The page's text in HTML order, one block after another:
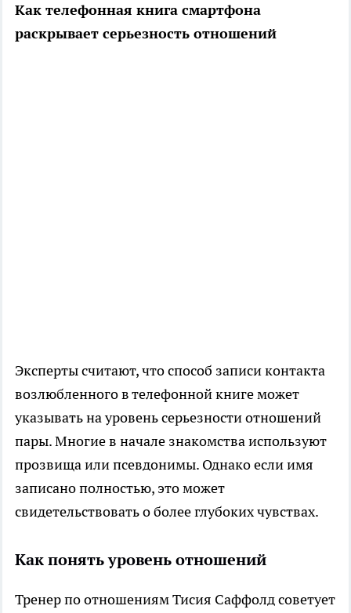
Как телефонная книга смартфона
раскрывает серьезность отношений
Эксперты считают, что способ записи контакта
возлюбленного в телефонной книге может
указывать на уровень серьезности отношений
пары. Многие в начале знакомства используют
прозвища или псевдонимы. Однако если имя
записано полностью, это может
свидетельствовать о более глубоких чувствах.
Как понять уровень отношений
Тренер по отношениям Тисия Саффолд советует